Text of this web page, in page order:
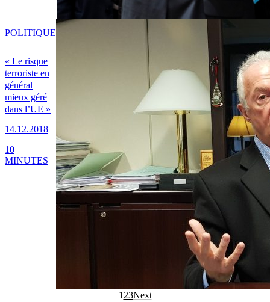
« Le risque
terroriste en
général
mieux géré
dans l’UE »
14.12.2018
POLITIQUE
10
MINUTES
1 23Next